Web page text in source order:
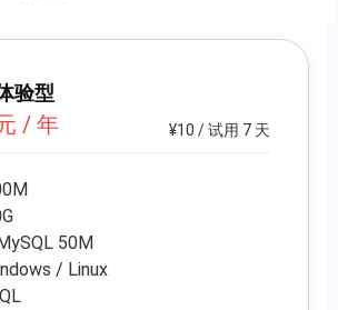
验型
/ 年 ¥10 / 试用 7 天
50M
/ Linux